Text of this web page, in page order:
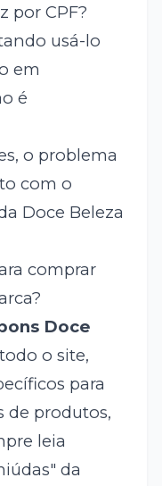
por CPF?
usá-lo
em
é
o problema
com o
Doce Beleza
comprar
Doce
o site,
para
de produtos,
leia
da